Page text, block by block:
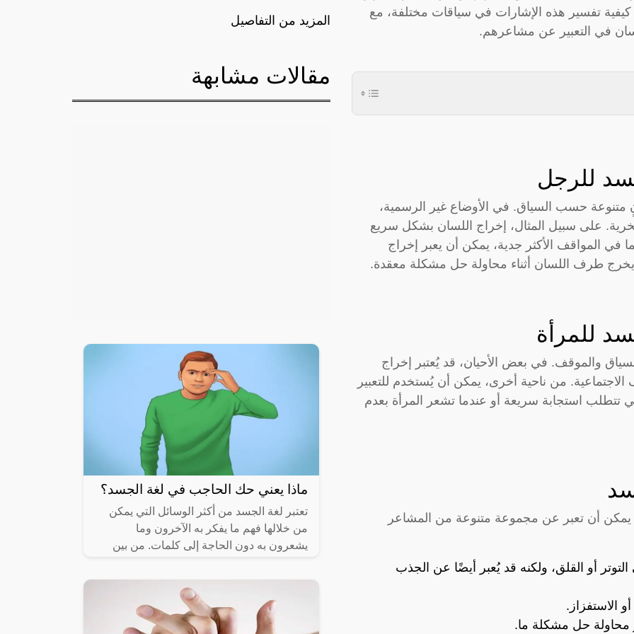
تفسير هذه الإشارات في سياقات مختلفة، مع
في التعبير عن مشاعرهم.
للرجل
حسب السياق. في الأوضاع غير الرسمية،
على سبيل المثال، إخراج اللسان بشكل سريع
في المواقف الأكثر جدية، يمكن أن يعبر إخراج
يخرج طرف اللسان أثناء محاولة حل مشكلة معقدة.
للمرأة
والموقف. في بعض الأحيان، قد يُعتبر إخراج
من ناحية أخرى، يمكن أن يُستخدم للتعبير
تتطلب استجابة سريعة أو عندما تشعر المرأة بعدم
يمكن أن تعبر عن مجموعة متنوعة من المشاعر
أو القلق، ولكنه قد يُعبر أيضًا عن الجذب
الاستفزاز.
محاولة حل مشكلة ما.
المزيد من التفاصيل
مقالات مشابهة
ماذا يعني حك الحاجب في لغة الجسد؟
تعتبر لغة الجسد من أكثر الوسائل التي يمكن
من خلالها فهم ما يفكر به الآخرون وما
يشعرون به دون الحاجة إلى كلمات. من بين